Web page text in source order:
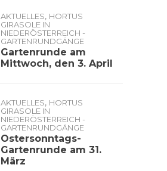
AKTUELLES, HORTUS
GIRASOLE IN
NIEDERÖSTERREICH -
GARTENRUNDGÄNGE
Gartenrunde am
Mittwoch, den 3. April
AKTUELLES, HORTUS
GIRASOLE IN
NIEDERÖSTERREICH -
GARTENRUNDGÄNGE
Ostersonntags-
Gartenrunde am 31.
März